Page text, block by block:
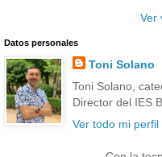
Ver
Datos personales
Toni Solano
Toni Solano,
Director del IES
Ver todo mi perfil